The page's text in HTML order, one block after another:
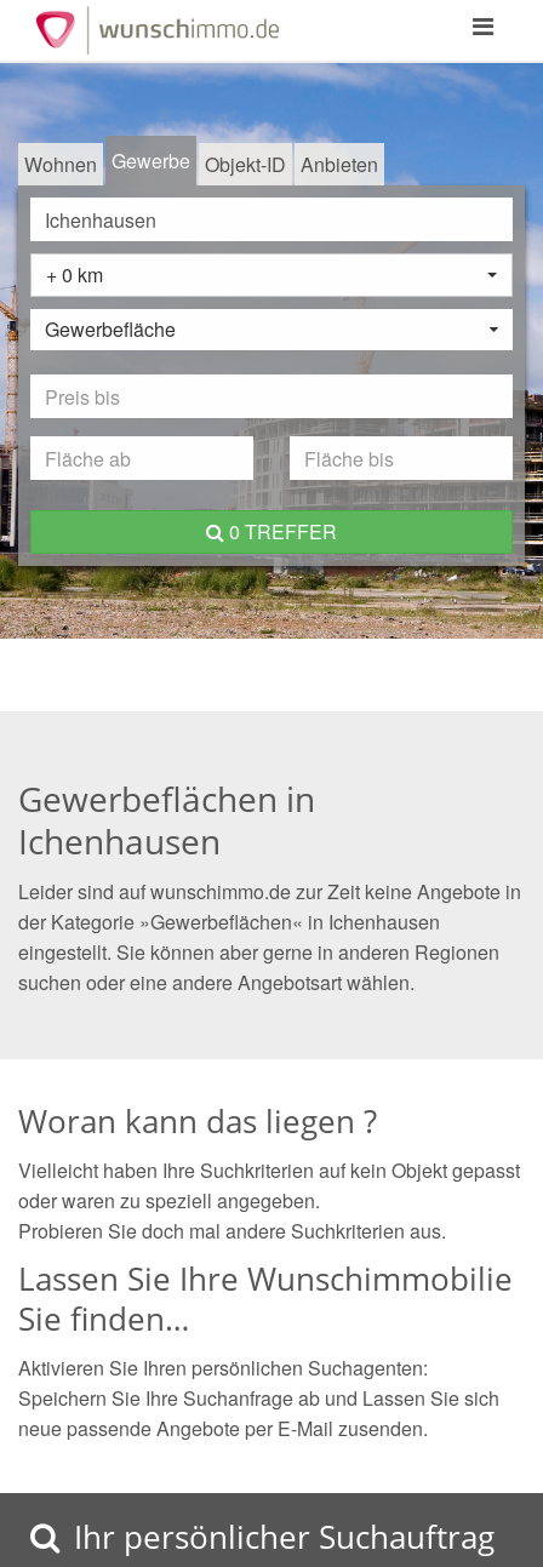
Toggle
Wohnen Gewerbe Objekt-ID Anbieten
+ 0 km
Gewerbefläche
0 TREFFER
Gewerbeflächen in
Ichenhausen
Leider sind auf wunschimmo.de zur Zeit keine Angebote in
der Kategorie »Gewerbeflächen« in Ichenhausen
eingestellt. Sie können aber gerne in anderen Regionen
suchen oder eine andere Angebotsart wählen.
Woran kann das liegen ?
Vielleicht haben Ihre Suchkriterien auf kein Objekt gepasst
oder waren zu speziell angegeben.
Probieren Sie doch mal andere Suchkriterien aus.
Lassen Sie Ihre Wunschimmobilie
Sie finden…
Aktivieren Sie Ihren persönlichen Suchagenten:
Speichern Sie Ihre Suchanfrage ab und Lassen Sie sich
neue passende Angebote per E-Mail zusenden.
Ihr persönlicher Suchauftrag